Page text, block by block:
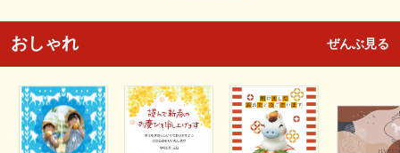
おしゃれ ぜんぶ見る